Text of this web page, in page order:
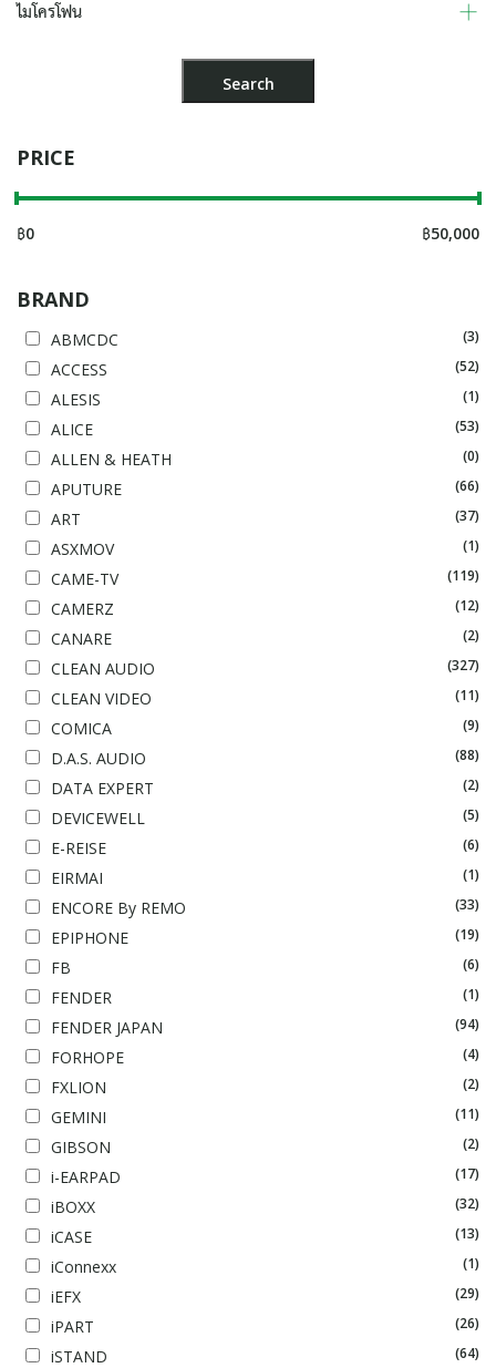
ไมโครโฟน
PRICE
฿0 ฿50,000
BRAND
ABMCDC (3)
ACCESS (52)
ALESIS (1)
ALICE (53)
ALLEN & HEATH (0)
APUTURE (66)
ART (37)
ASXMOV (1)
CAME-TV (119)
CAMERZ (12)
CANARE (2)
CLEAN AUDIO (327)
CLEAN VIDEO (11)
COMICA (9)
D.A.S. AUDIO (88)
DATA EXPERT (2)
DEVICEWELL (5)
E-REISE (6)
EIRMAI (1)
ENCORE By REMO (33)
EPIPHONE (19)
FB (6)
FENDER (1)
FENDER JAPAN (94)
FORHOPE (4)
FXLION (2)
GEMINI (11)
GIBSON (2)
i-EARPAD (17)
iBOXX (32)
iCASE (13)
iConnexx (1)
iEFX (29)
iPART (26)
iSTAND (64)